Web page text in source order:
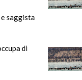
saggista
di